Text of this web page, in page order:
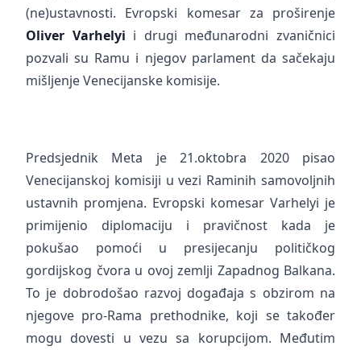
(ne)ustavnosti. Evropski komesar za proširenje
Oliver Varhelyi i drugi međunarodni zvaničnici
pozvali su Ramu i njegov parlament da sačekaju
mišljenje Venecijanske komisije.
Predsjednik Meta je 21.oktobra 2020 pisao
Venecijanskoj komisiji u vezi Raminih samovoljnih
ustavnih promjena. Evropski komesar Varhelyi je
primijenio diplomaciju i pravičnost kada je
pokušao pomoći u presijecanju političkog
gordijskog čvora u ovoj zemlji Zapadnog Balkana.
To je dobrodošao razvoj događaja s obzirom na
njegove pro-Rama prethodnike, koji se također
mogu dovesti u vezu sa korupcijom. Međutim